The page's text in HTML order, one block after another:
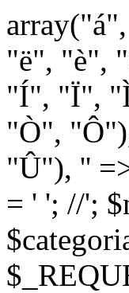
"ë", "è",
"Í", "Ï",
"Ò",
"Û"), ''
= ' '; //';